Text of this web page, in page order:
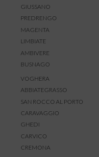
GIUSSANO
PREDRENGO
MAGENTA
LIMBIATE
AMBIVERE
BUSNAGO
VOGHERA
ABBIATEGRASSO
SAN ROCCO AL PORTO
CARAVAGGIO
GHEDI
CARVICO
CREMONA